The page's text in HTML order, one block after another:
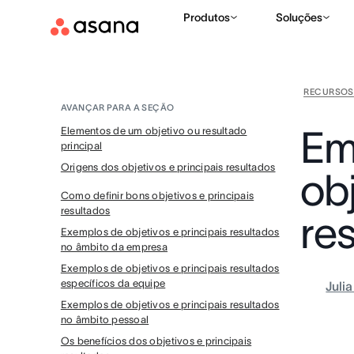
Produtos Soluções
RECURSOS
AVANÇAR PARA A SEÇÃO
Elementos de um objetivo ou resultado
principal
Origens dos objetivos e principais resultados
Como definir bons objetivos e principais
resultados
Exemplos de objetivos e principais resultados
no âmbito da empresa
Exemplos de objetivos e principais resultados
específicos da equipe
Exemplos de objetivos e principais resultados
no âmbito pessoal
Os benefícios dos objetivos e principais